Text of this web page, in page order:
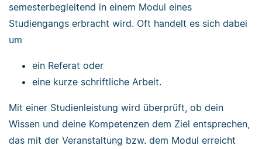
semesterbegleitend in einem Modul eines
Studiengangs erbracht wird. Oft handelt es sich dabei
um
ein Referat oder
eine kurze schriftliche Arbeit.
Mit einer Studienleistung wird überprüft, ob dein
Wissen und deine Kompetenzen dem Ziel entsprechen,
das mit der Veranstaltung bzw. dem Modul erreicht